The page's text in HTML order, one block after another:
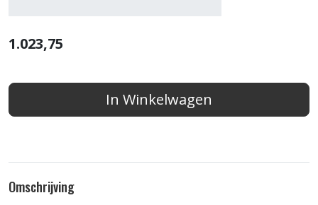
1.023,75
In Winkelwagen
Omschrijving